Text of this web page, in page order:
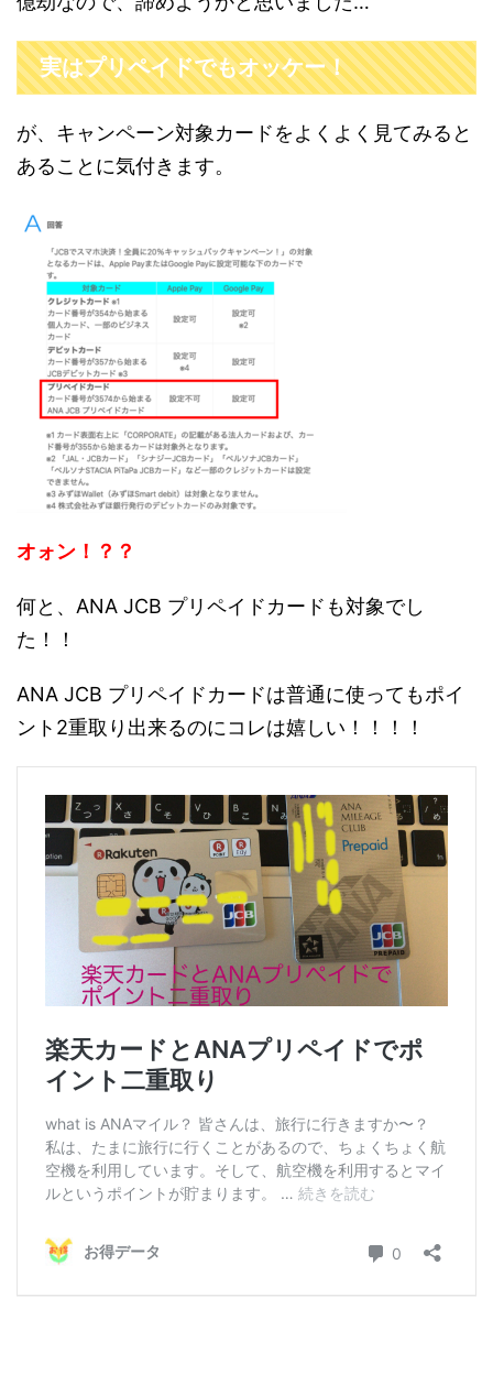
実はプリペイドでもオッケー！
が、キャンペーン対象カードをよくよく見てみると
あることに気付きます。
オォン！？？
何と、ANA JCB プリペイドカードも対象でし
た！！
ANA JCB プリペイドカードは普通に使ってもポイ
ント2重取り出来るのにコレは嬉しい！！！！